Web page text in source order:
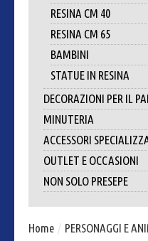
RESINA CM 40
RESINA CM 65
BAMBINI
STATUE IN RESINA
DECORAZIONI PER IL
MINUTERIA
ACCESSORI
OUTLET E OCCASIONI
NON SOLO PRESEPE
Home / PERSONAGGI E